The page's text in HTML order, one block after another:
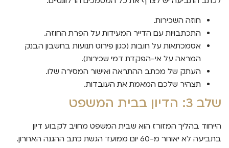
חוזה השכירות.
התכתבויות עם הדייר המעידות על הפרת החוזה.
אסמכתאות על חובות (כגון פירוט תנועות בחשבון הבנק
המראה על אי-הפקדת דמי שכירות).
העתק של מכתב ההתראה ואישור המסירה שלו.
תצהיר שלכם המאמת את העובדות.
שלב 3: הדיון בבית המשפט
הייחוד בהליך המזורז הוא שבית המשפט מחויב לקבוע דיון
בתביעה לא יאוחר מ-60 יום ממועד הגשת כתב ההגנה האחרון.